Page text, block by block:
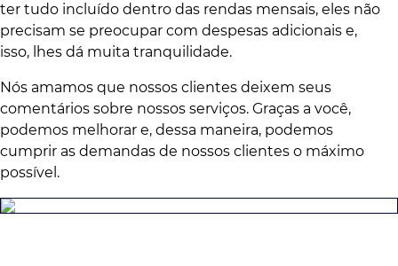
ter tudo incluído dentro das rendas mensais, eles não
precisam se preocupar com despesas adicionais e,
isso, lhes dá muita tranquilidade.
Nós amamos que nossos clientes deixem seus
comentários sobre nossos serviços. Graças a você,
podemos melhorar e, dessa maneira, podemos
cumprir as demandas de nossos clientes o máximo
possível.